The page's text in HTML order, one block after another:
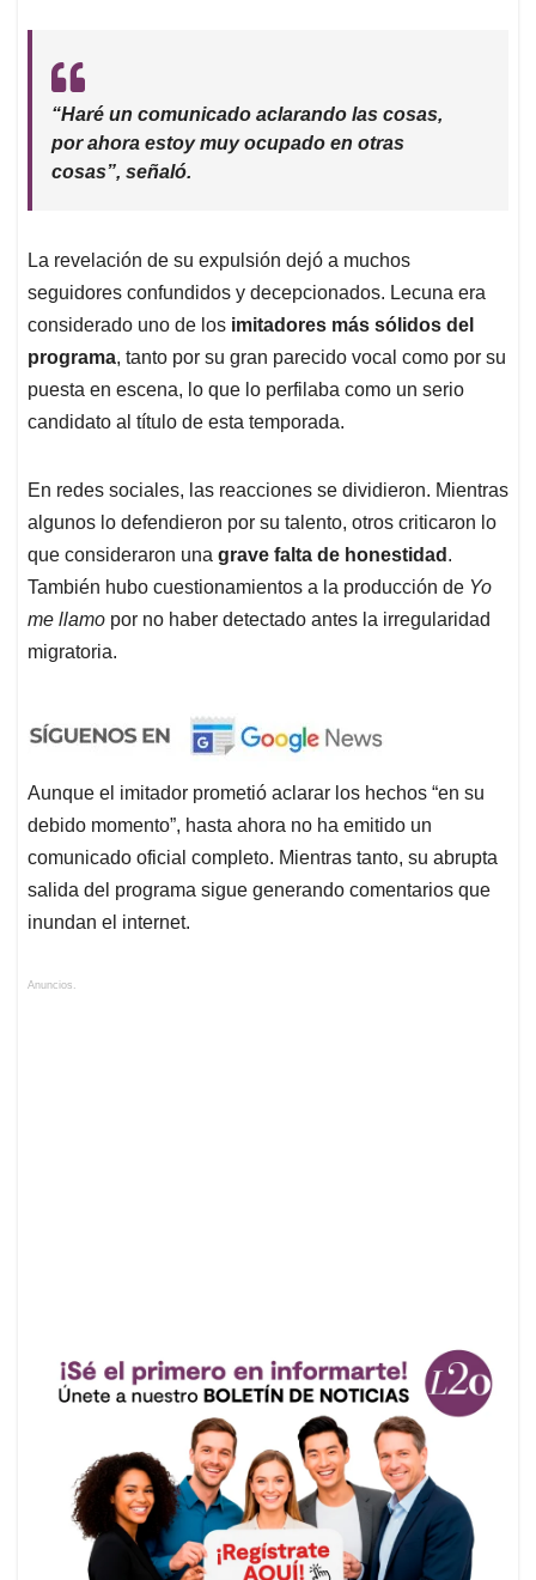
“Haré un comunicado aclarando las cosas,
por ahora estoy muy ocupado en otras
cosas”, señaló.
La revelación de su expulsión dejó a muchos
seguidores confundidos y decepcionados. Lecuna era
considerado uno de los imitadores más sólidos del
programa, tanto por su gran parecido vocal como por su
puesta en escena, lo que lo perfilaba como un serio
candidato al título de esta temporada.
En redes sociales, las reacciones se dividieron. Mientras
algunos lo defendieron por su talento, otros criticaron lo
que consideraron una grave falta de honestidad .
También hubo cuestionamientos a la producción de Yo
me llamo por no haber detectado antes la irregularidad
migratoria.
Aunque el imitador prometió aclarar los hechos “en su
debido momento”, hasta ahora no ha emitido un
comunicado oficial completo. Mientras tanto, su abrupta
salida del programa sigue generando comentarios que
inundan el internet.
Anuncios.